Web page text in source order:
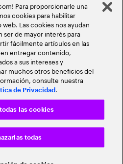
Para proporcionarle una
cookies para habilitar
Las cookies nos ayudan
de mayor interés para
fácilmente artículos en las
entregar contenido,
a sus intereses y
muchos otros beneficios del
consulte nuestra
de Privacidad .
todas
las cookies